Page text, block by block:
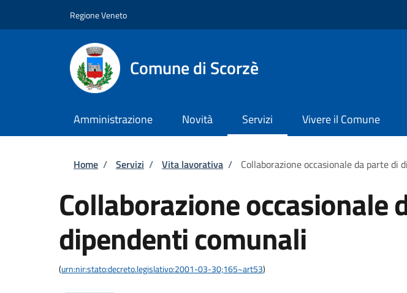
Regione Veneto
Comune di Scorzè
Amministrazione Novità Servizi Vivere il Comune
Briciole di pane
Home / Servizi / Vita lavorativa / Collaborazione occasionale da parte di
Collaborazione occasionale
dipendenti comunali
(urn:nir:stato:decreto.legislativo:2001-03-30;165~art53)